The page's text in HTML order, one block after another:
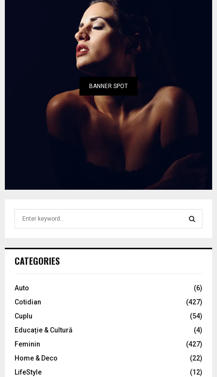
BANNER SPOT
h
o
:
C
CATEGORIES
Auto
(6)
Cotidian
(427)
Cuplu
(54)
Educație & Cultură
(4)
Feminin
(427)
Home & Deco
(22)
LifeStyle
(12)